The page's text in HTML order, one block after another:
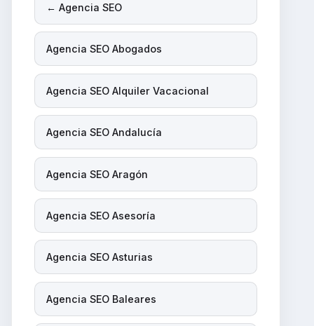
← Agencia SEO
Agencia SEO Abogados
Agencia SEO Alquiler Vacacional
Agencia SEO Andalucía
Agencia SEO Aragón
Agencia SEO Asesoría
Agencia SEO Asturias
Agencia SEO Baleares